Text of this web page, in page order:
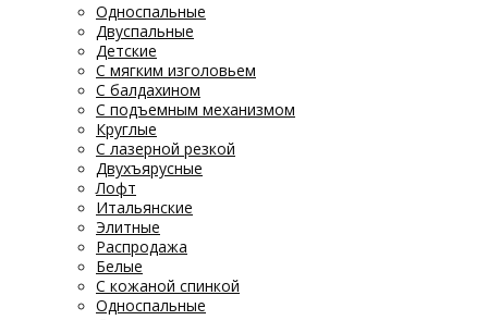
Односпальные
Двуспальные
Детские
С мягким изголовьем
С балдахином
С подъемным механизмом
Круглые
С лазерной резкой
Двухъярусные
Лофт
Итальянские
Элитные
Распродажа
Белые
С кожаной спинкой
Односпальные